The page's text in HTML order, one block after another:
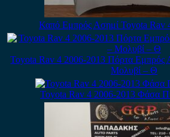
Καπό Εμπρός Ασημί Toyota Rav
Toyota Rav 4 2006-2013 Πόρτα
Μολυβί – Θ
Toyota Rav 4 2006-2013 Φάσα